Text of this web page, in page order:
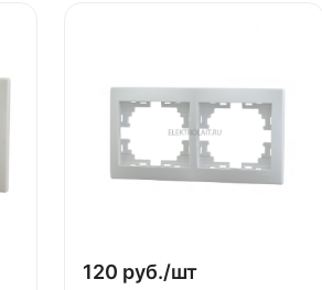
120 руб./шт